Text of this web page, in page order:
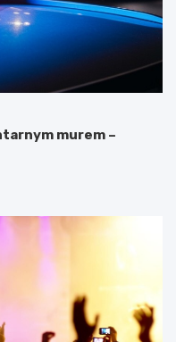
murem –